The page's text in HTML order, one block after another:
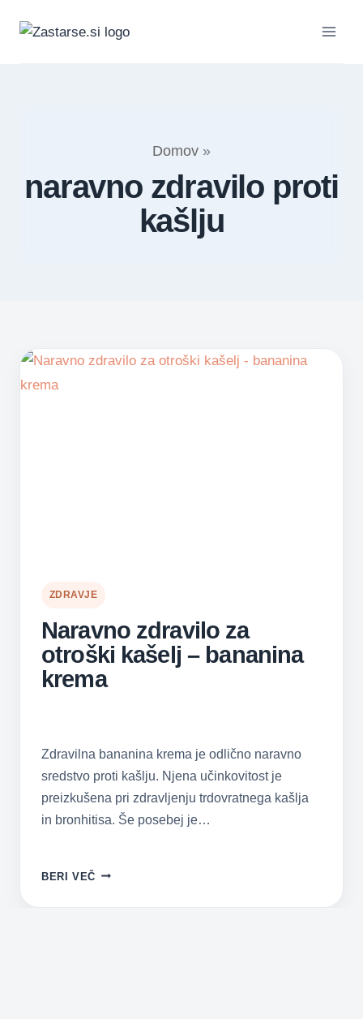
Domov »
naravno zdravilo proti
kašlju
ZDRAVJE
Naravno zdravilo za
otroški kašelj – bananina
krema
Zdravilna bananina krema je odlično naravno
sredstvo proti kašlju. Njena učinkovitost je
preizkušena pri zdravljenju trdovratnega kašlja
in bronhitisa. Še posebej je…
BERI VEČ NARAVNO
ZA